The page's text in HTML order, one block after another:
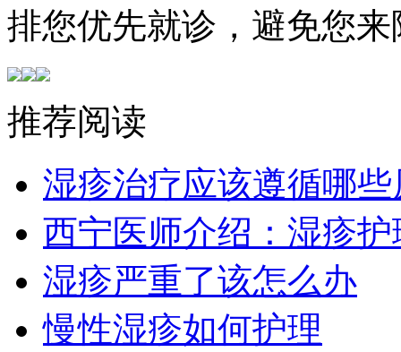
排您优先就诊，避免您
推荐阅读
湿疹治疗应该遵循哪些
西宁医师介绍：湿疹
湿疹严重了该怎么办
慢性湿疹如何护理